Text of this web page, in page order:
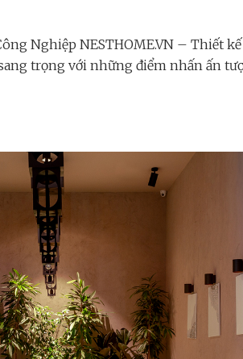
Nghiệp NESTHOME.VN – Thiết
trọng với những điểm nhấn ấn